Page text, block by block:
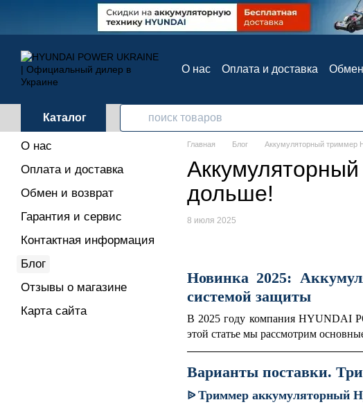
Перейти к основному контенту
О нас Оплата и доставка Обмен
Каталог
Главная Блог Аккумуляторный триммер
дольше!
8 июля 2025
Новинка 2025:
системой защиты
В 2025 году компания HYUNDAI
этой статье мы рассмотрим
Варианты поставки.
ᐉ Триммер аккумуляторный
О нас
Оплата и доставка
Обмен и возврат
Гарантия и сервис
Контактная информация
Блог
Отзывы о магазине
Карта сайта